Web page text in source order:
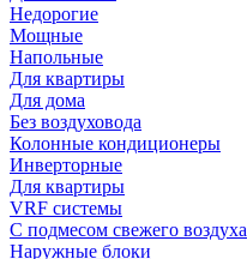
Недорогие
Мощные
Напольные
Для квартиры
Для дома
Без воздуховода
Колонные кондиционеры
Инверторные
Для квартиры
VRF системы
С подмесом свежего воздуха
Наружные блоки